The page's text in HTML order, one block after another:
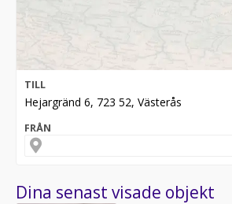
TILL
Hejargränd 6, 723 52, Västerås
FRÅN
Dina senast visade objekt